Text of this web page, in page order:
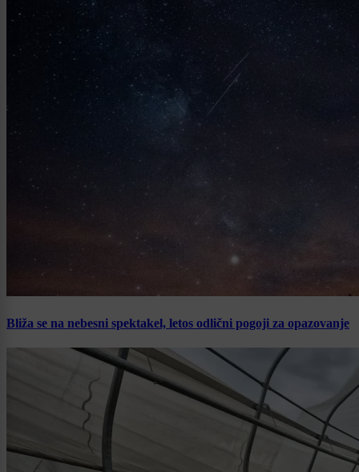
Bliža se na nebesni spektakel, letos odlični pogoji za opazovanje